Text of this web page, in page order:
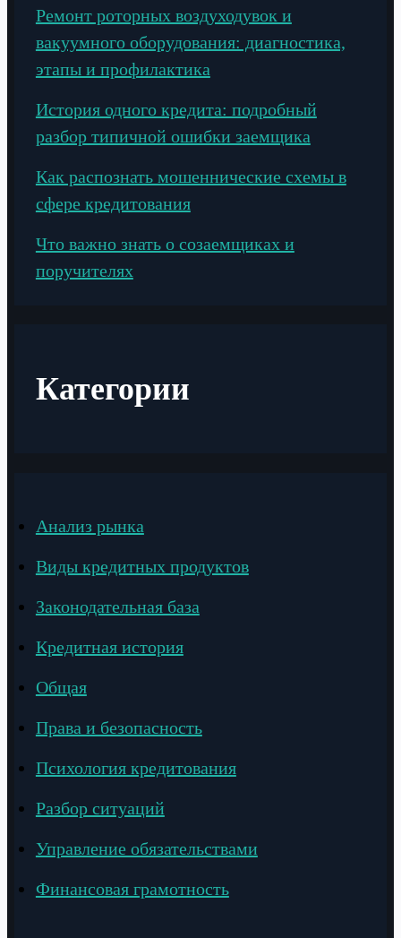
Ремонт роторных воздуходувок и
вакуумного оборудования: диагностика,
этапы и профилактика
История одного кредита: подробный
разбор типичной ошибки заемщика
Как распознать мошеннические схемы в
сфере кредитования
Что важно знать о созаемщиках и
поручителях
Категории
Анализ рынка
Виды кредитных продуктов
Законодательная база
Кредитная история
Общая
Права и безопасность
Психология кредитования
Разбор ситуаций
Управление обязательствами
Финансовая грамотность